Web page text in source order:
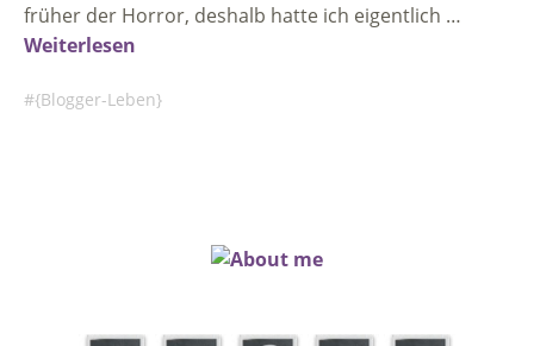
früher der Horror, deshalb hatte ich eigentlich …
Weiterlesen
{Blogger-Leben}